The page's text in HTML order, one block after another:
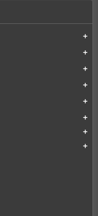
add
add
add
add
add
add
add
add